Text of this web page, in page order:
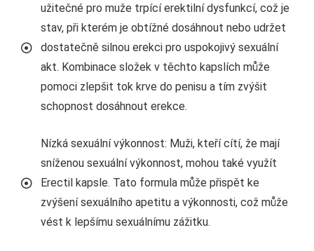
užitečné pro muže trpící erektilní dysfunkcí, což je
stav, při kterém je obtížné dosáhnout nebo udržet
dostatečně silnou erekci pro uspokojivý sexuální
akt. Kombinace složek v těchto kapslích může
pomoci zlepšit tok krve do penisu a tím zvýšit
schopnost dosáhnout erekce.
Nízká sexuální výkonnost: Muži, kteří cítí, že mají
sníženou sexuální výkonnost, mohou také využít
Erectil kapsle. Tato formula může přispět ke
zvýšení sexuálního apetitu a výkonnosti, což může
vést k lepšímu sexuálnímu zážitku.